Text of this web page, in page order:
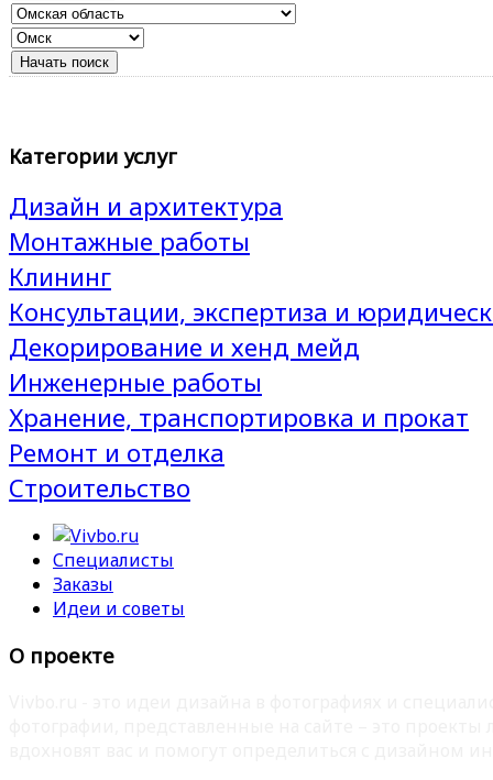
Категории услуг
Дизайн и архитектура
Монтажные работы
Клининг
Консультации, экспертиза и
Декорирование и хенд мейд
Инженерные работы
Хранение, транспортировка и прокат
Ремонт и отделка
Строительство
Специалисты
Заказы
Идеи и советы
О проекте